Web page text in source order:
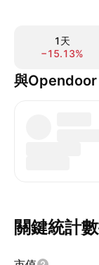
1天
−15.13%
與
關鍵統計